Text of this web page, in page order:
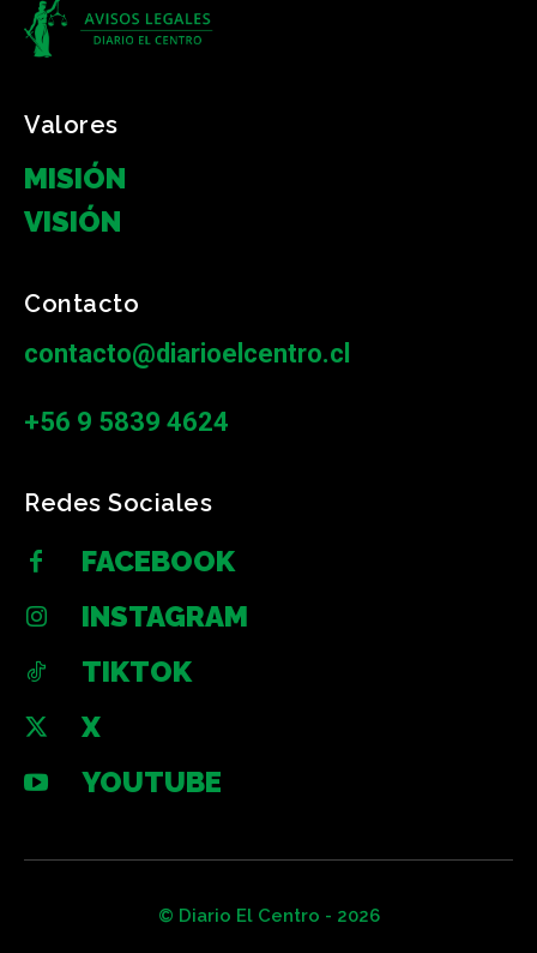
Valores
MISIÓN
VISIÓN
Contacto
contacto@diarioelcentro.cl
+56 9 5839 4624
Redes Sociales
FACEBOOK
INSTAGRAM
TIKTOK
X
YOUTUBE
© Diario El Centro - 2026